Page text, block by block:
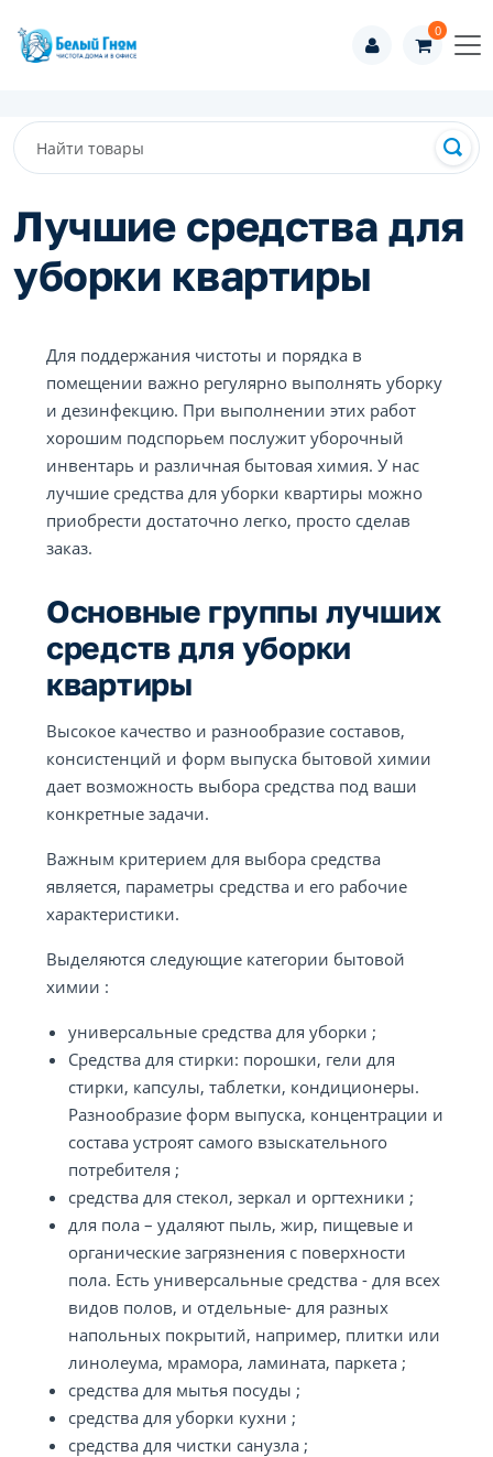
0
Лучшие средства для
уборки квартиры
Для поддержания чистоты и порядка в
помещении важно регулярно выполнять уборку
и дезинфекцию. При выполнении этих работ
хорошим подспорьем послужит уборочный
инвентарь и различная бытовая химия. У нас
лучшие средства для уборки квартиры можно
приобрести достаточно легко, просто сделав
заказ.
Основные группы лучших
средств для уборки
квартиры
Высокое качество и разнообразие составов,
консистенций и форм выпуска бытовой химии
дает возможность выбора средства под ваши
конкретные задачи.
Важным критерием для выбора средства
является, параметры средства и его рабочие
характеристики.
Выделяются следующие категории бытовой
химии :
универсальные средства для уборки ;
Средства для стирки: порошки, гели для
стирки, капсулы, таблетки, кондиционеры.
Разнообразие форм выпуска, концентрации и
состава устроят самого взыскательного
потребителя ;
средства для стекол, зеркал и оргтехники ;
для пола – удаляют пыль, жир, пищевые и
органические загрязнения с поверхности
пола. Есть универсальные средства - для всех
видов полов, и отдельные- для разных
напольных покрытий, например, плитки или
линолеума, мрамора, ламината, паркета ;
средства для мытья посуды ;
средства для уборки кухни ;
средства для чистки санузла ;